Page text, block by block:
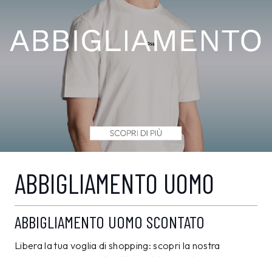
ABBIGLIAMENTO UOMO
ABBIGLIAMENTO UOMO SCONTATO
Libera la tua voglia di shopping: scopri la nostra